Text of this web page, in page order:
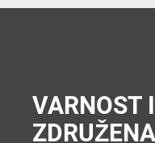
prostor v hiši. Da
zatemnitev z
zunanjimi žaluzijami.
VARNOST